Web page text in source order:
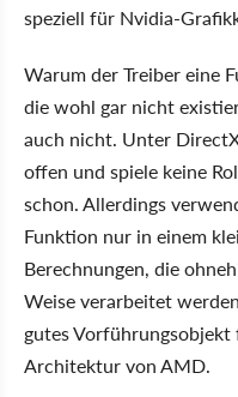
speziell für Nvidia-
Warum der Treiber eine
die wohl gar nicht
auch nicht. Unter
offen und spiele keine
schon. Allerdings
Funktion nur in einem
Berechnungen, die
Weise verarbeitet
gutes
Architektur von AMD.